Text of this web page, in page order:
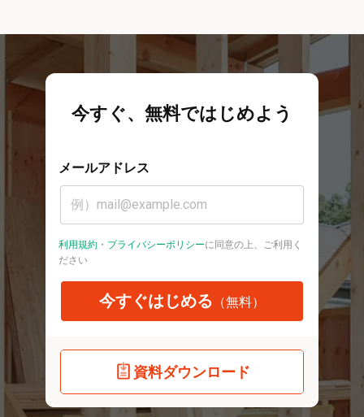
今すぐ、無料ではじめよう
メールアドレス
利用規約 ・ プライバシーポリシーに同意の上、ご利用く
ださい
今すぐはじめる （無料）
資料ダウンロード